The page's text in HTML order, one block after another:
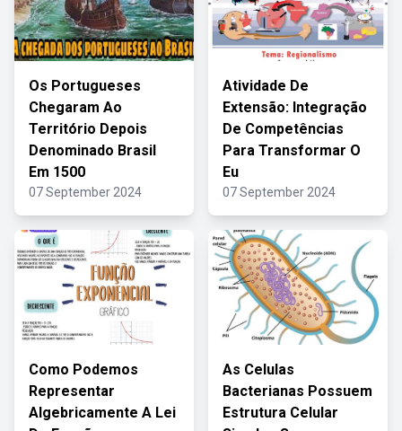
Os Portugueses
Chegaram Ao
Território Depois
Denominado Brasil
Em 1500
07 September 2024
Atividade De
Extensão: Integração
De Competências
Para Transformar O
Eu
07 September 2024
Como Podemos
Representar
Algebricamente A Lei
As Celulas
Bacterianas Possuem
Estrutura Celular